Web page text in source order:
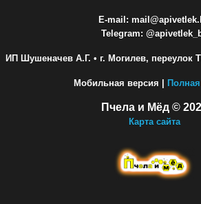
E-mail:
Telegram:
ИП Шушеначев А.Г. • г. Могилев, переулок
Мобильная версия |
Пчела и Мёд ©
Карта сайта